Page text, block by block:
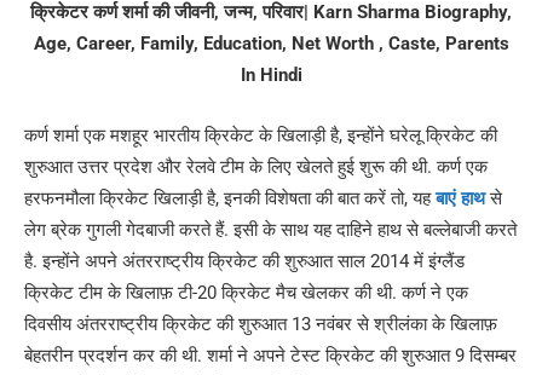
क्रिकेटर कर्ण शर्मा की जीवनी, जन्म, परिवार| Karn Sharma Biography,
Age, Career, Family, Education, Net Worth , Caste, Parents
In Hindi
कर्ण शर्मा एक मशहूर भारतीय क्रिकेट के खिलाड़ी है, इन्होंने घरेलू क्रिकेट की
शुरुआत उत्तर प्रदेश और रेलवे टीम के लिए खेलते हुई शुरू की थी. कर्ण एक
हरफनमौला क्रिकेट खिलाड़ी है, इनकी विशेषता की बात करें तो, यहबाएं हाथसे
लेग ब्रेक गुगली गेदबाजी करते हैं. इसी के साथ यह दाहिने हाथ से बल्लेबाजी करते
है. इन्होंने अपने अंतरराष्ट्रीय क्रिकेट की शुरुआत साल 2014 में इंग्लैंड
क्रिकेट टीम के खिलाफ़ टी-20 क्रिकेट मैच खेलकर की थी. कर्ण ने एक
दिवसीय अंतरराष्ट्रीय क्रिकेट की शुरुआत 13 नवंबर से श्रीलंका के खिलाफ़
बेहतरीन प्रदर्शन कर की थी. शर्मा ने अपने टेस्ट क्रिकेट की शुरुआत 9 दिसम्बर